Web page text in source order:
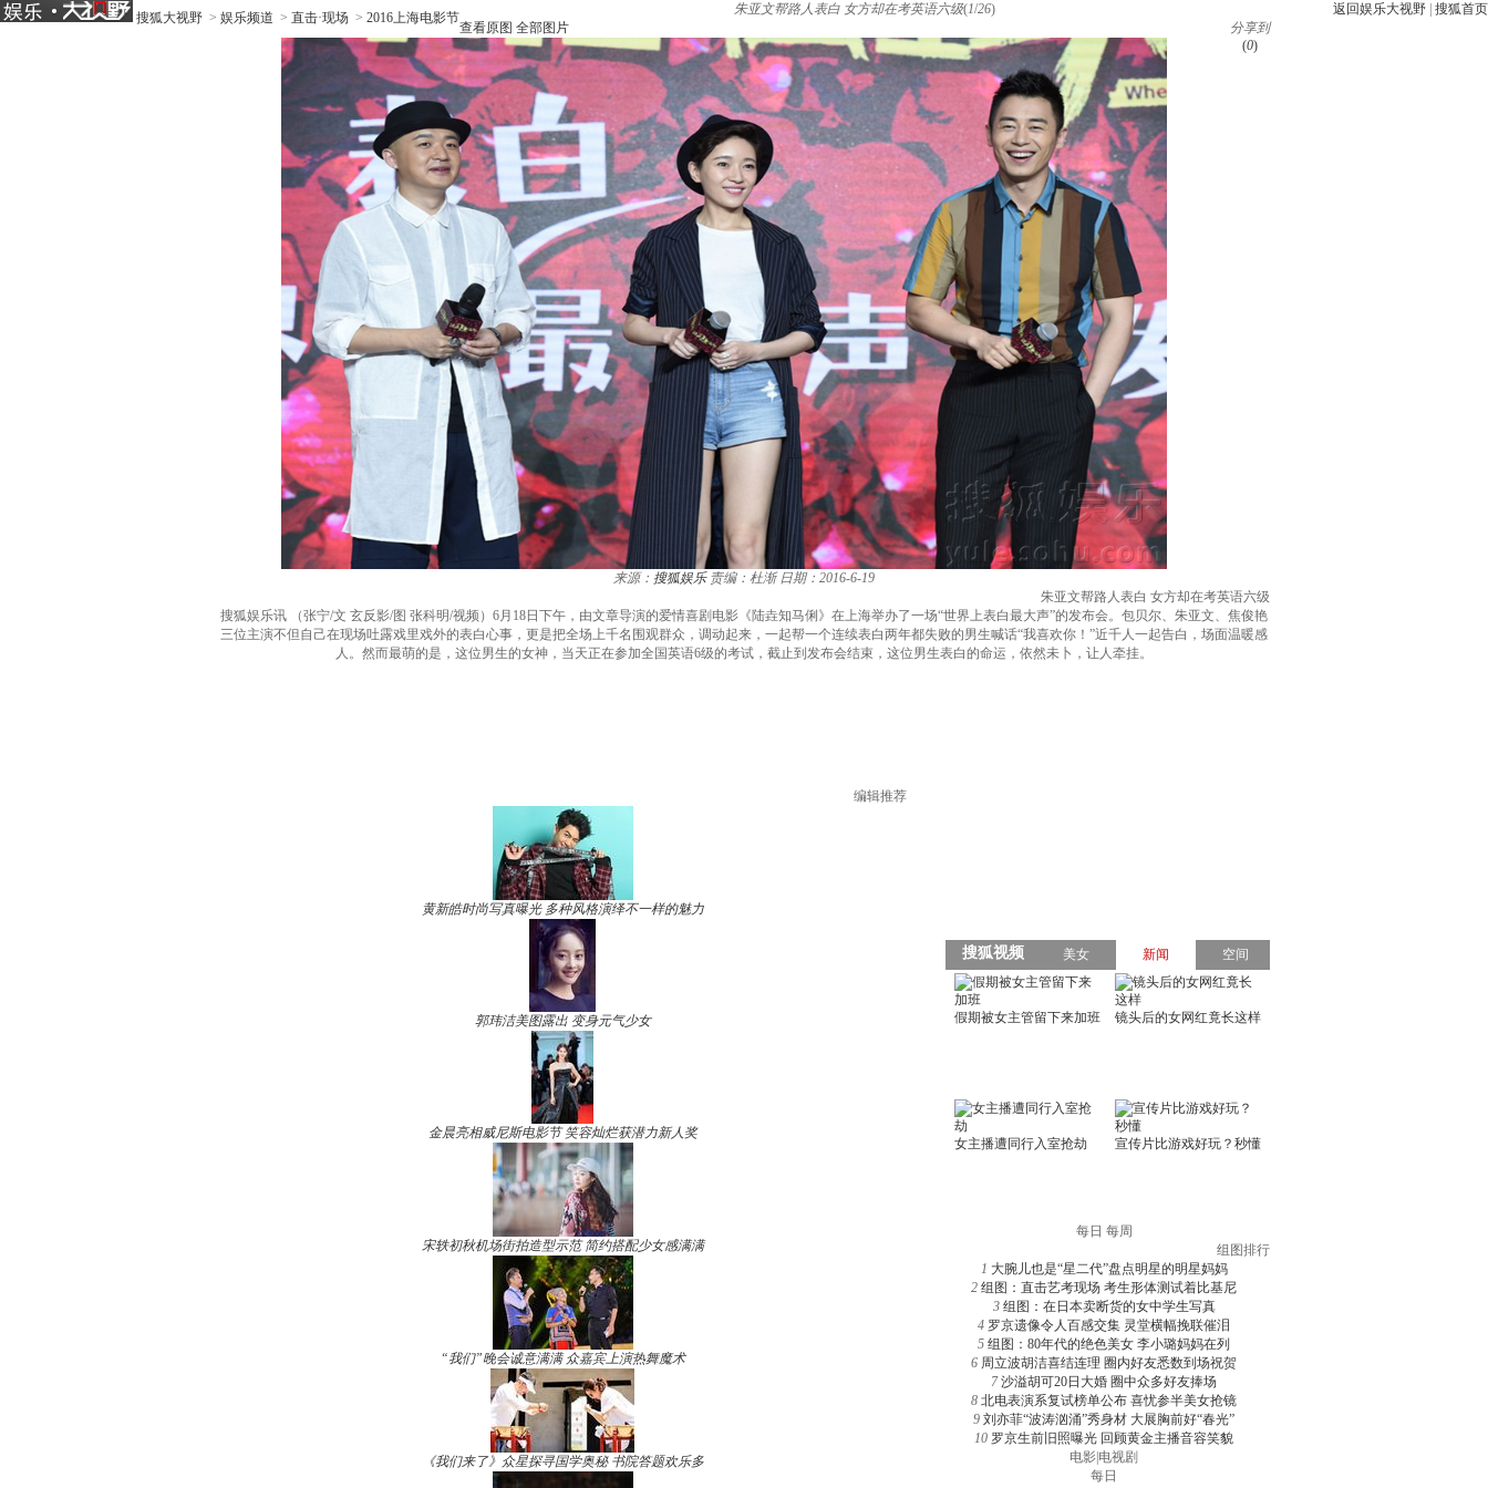
搜狐大视野 > 娱乐频道 > 直击·现场 > 2016上海电影节
返回娱乐大视野 搜狐首页
朱亚文帮路人表白 女方却在考英语六级(1/26)
查看原图 全部图片
分享到
(0)
来源： 搜狐娱乐 责编：杜渐 日期：2016-6-19
朱亚文帮路人表白 女方却在考英语六级
搜狐娱乐讯 （张宁/文 玄反影/图 张科明/视频）6月18日下午，由文章导演的爱情喜剧电影《陆垚知马俐》在上海举办了一场“世界上表白最大声”的发布会。包贝尔、朱亚文、焦俊艳
三位主演不但自己在现场吐露戏里戏外的表白心事，更是把全场上千名围观群众，调动起来，一起帮一个连续表白两年都失败的男生喊话“我喜欢你！”近千人一起告白，场面温暖感
人。然而最萌的是，这位男生的女神，当天正在参加全国英语6级的考试，截止到发布会结束，这位男生表白的命运，依然未卜，让人牵挂。
编辑推荐
黄新皓时尚写真曝光 多种风格演绎不一样的魅力
郭玮洁美图露出 变身元气少女
金晨亮相威尼斯电影节 笑容灿烂获潜力新人奖
宋轶初秋机场街拍造型示范 简约搭配少女感满满
“我们”晚会诚意满满 众嘉宾上演热舞魔术
《我们来了》众星探寻国学奥秘 书院答题欢乐多
每日 每周
组图排行
1 大腕儿也是“星二代”盘点明星的明星妈妈
2 组图：直击艺考现场 考生形体测试着比基尼
3 组图：在日本卖断货的女中学生写真
4 罗京遗像令人百感交集 灵堂横幅挽联催泪
5 组图：80年代的绝色美女 李小璐妈妈在列
6 周立波胡洁喜结连理 圈内好友悉数到场祝贺
7 沙溢胡可20日大婚 圈中众多好友捧场
8 北电表演系复试榜单公布 喜忧参半美女抢镜
9 刘亦菲“波涛汹涌”秀身材 大展胸前好“春光”
10 罗京生前旧照曝光 回顾黄金主播音容笑貌
电影 电视剧
每日